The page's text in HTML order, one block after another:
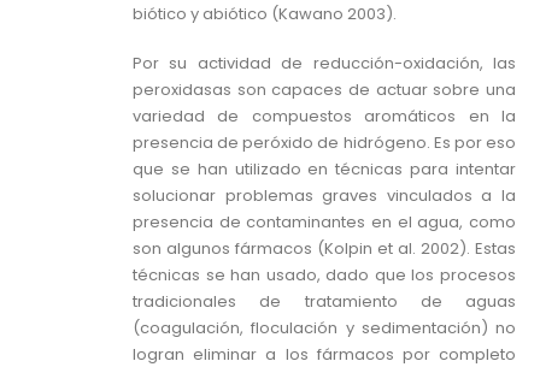
biótico y abiótico (Kawano 2003).
Por su actividad de reducción-oxidación, las
peroxidasas son capaces de actuar sobre una
variedad de compuestos aromáticos en la
presencia de peróxido de hidrógeno. Es por eso
que se han utilizado en técnicas para intentar
solucionar problemas graves vinculados a la
presencia de contaminantes en el agua, como
son algunos fármacos (Kolpin et al. 2002). Estas
técnicas se han usado, dado que los procesos
tradicionales de tratamiento de aguas
(coagulación, floculación y sedimentación) no
logran eliminar a los fármacos por completo